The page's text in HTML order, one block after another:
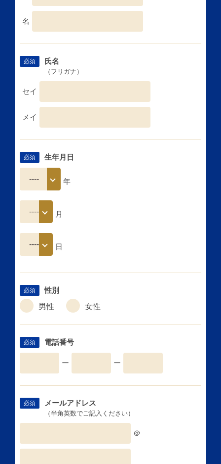
名
必須 氏名
（フリガナ）
セイ
メイ
必須 生年月日
年
月
日
必須
性別
男性
女性
必須 電話番号
ー ー
必須 メールアドレス
（半角英数でご記入ください）
＠